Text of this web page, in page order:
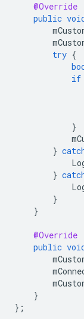
@Override
public
try {
if
}
}
}
}
}
@Override
public
}
};